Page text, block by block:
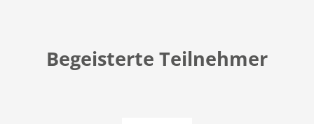
Begeisterte Teilnehmer